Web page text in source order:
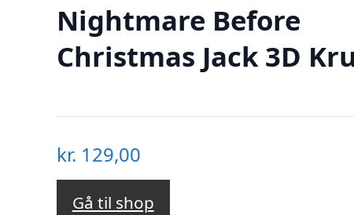
Nightmare Before
Christmas Jack 3D
kr. 129,00
Gå til shop